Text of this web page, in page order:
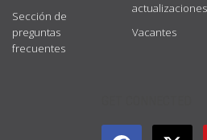
Sección de
preguntas
frecuentes
actualizaciones
Vacantes